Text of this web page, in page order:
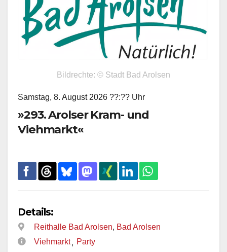
Bildrechte: © Stadt Bad Arolsen
Samstag, 8. August 2026 ??:?? Uhr
»293. Arolser Kram- und
Viehmarkt«
Details:
Reithalle Bad Arolsen, Bad Arolsen
Viehmarkt, Party